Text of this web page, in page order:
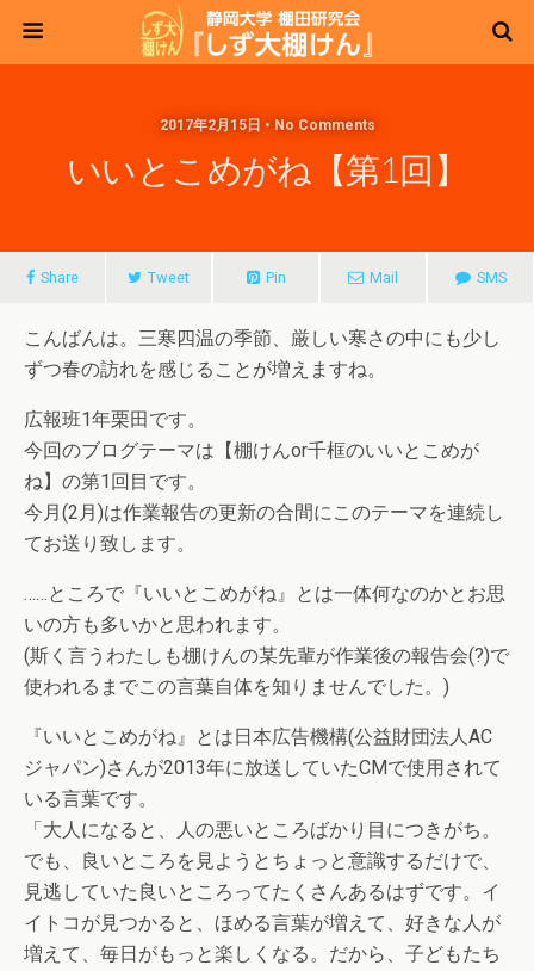
2017年2月15日 • No Comments
いいとこめがね【第1回】
Share Tweet Pin Mail SMS
こんばんは。三寒四温の季節、厳しい寒さの中にも少し
ずつ春の訪れを感じることが増えますね。
広報班1年栗田です。
今回のブログテーマは【棚けんor千框のいいとこめが
ね】の第1回目です。
今月(2月)は作業報告の更新の合間にこのテーマを連続し
てお送り致します。
……ところで『いいとこめがね』とは一体何なのかとお思
いの方も多いかと思われます。
(斯く言うわたしも棚けんの某先輩が作業後の報告会(?)で
使われるまでこの言葉自体を知りませんでした。)
『いいとこめがね』とは日本広告機構(公益財団法人AC
ジャパン)さんが2013年に放送していたCMで使用されて
いる言葉です。
「大人になると、人の悪いところばかり目につきがち。
でも、良いところを見ようとちょっと意識するだけで、
見逃していた良いところってたくさんあるはずです。イ
イトコが見つかると、ほめる言葉が増えて、好きな人が
増えて、毎日がもっと楽しくなる。だから、子どもたち